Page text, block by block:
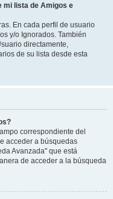
mi lista de Amigos e
En cada perfil de usuario
y/o Ignorados. También
directamente,
de su lista desde esta
correspondiente del
acceder a búsquedas
Avanzada" que está
de acceder a la búsqueda